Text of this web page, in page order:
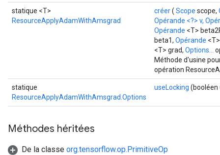
statique <T>
ResourceApplyAdamWithAmsgrad
créer( Scope scope,
Opérande <?> v,
Opérande <T>
beta1, Opérande
<T> grad, Options...
Méthode d'usine
opération
statique
ResourceApplyAdamWithAmsgrad.Options
useLocking (booléen
Méthodes héritées
De la classe org.tensorflow.op.PrimitiveOp